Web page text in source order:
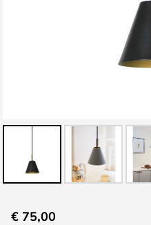
naar
€ 75,00